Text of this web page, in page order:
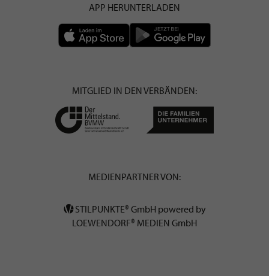
APP HERUNTERLADEN
MITGLIED IN DEN VERBÄNDEN:
MEDIENPARTNER VON:
STILPUNKTE® GmbH powered by
LOEWENDORF® MEDIEN GmbH